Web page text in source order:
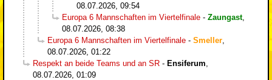
08.07.2026, 09:54
Europa 6 Mannschaften im Viertelfinale - Zaungast,
08.07.2026, 08:38
Europa 6 Mannschaften im Viertelfinale - Smeller
08.07.2026, 01:22
Respekt an beide Teams und an SR - Ensiferum
08.07.2026, 01:09